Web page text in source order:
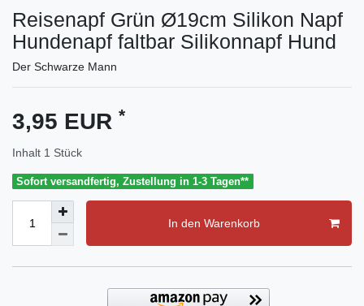
Reisenapf Grün Ø19cm Silikon Napf
Hundenapf faltbar Silikonnapf Hund
Der Schwarze Mann
3,95 EUR *
Inhalt 1 Stück
Sofort versandfertig, Zustellung in 1-3 Tagen**
In den Warenkorb